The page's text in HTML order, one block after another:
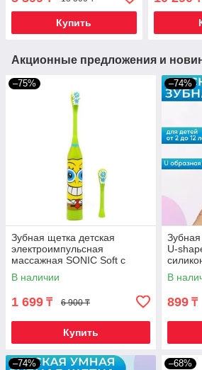
Купить
Акционные предложения и
–75%
Зубная щетка детская
электроимпульсная
массажная SONIC Soft с
запасной насадкой (Sponge
Bob)
В наличии
1 699 ₸ 6 900 ₸
Купить
–74%
U-
Сердце)
В
899 ₸
–74% –68%